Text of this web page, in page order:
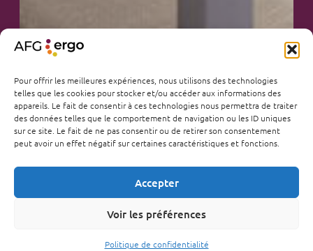
Pour offrir les meilleures expériences, nous utilisons des technologies
telles que les cookies pour stocker et/ou accéder aux informations des
appareils. Le fait de consentir à ces technologies nous permettra de traiter
des données telles que le comportement de navigation ou les ID uniques
sur ce site. Le fait de ne pas consentir ou de retirer son consentement
peut avoir un effet négatif sur certaines caractéristiques et fonctions.
Accepter
Voir les préférences
Politique de confidentialité